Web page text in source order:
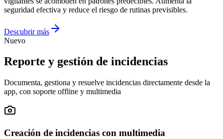
seguridad efectiva y reduce el riesgo de rutinas previsibles.
Descubrir más
Nuevo
Reporte y gestión de incidencias
Documenta, gestiona y resuelve incidencias directamente desde la
app, con soporte offline y multimedia
Creación de incidencias con multimedia